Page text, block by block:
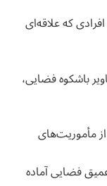
که علاقه‌ای
تصاویر باشکوه فضایی،
مأموریت‌های
فضایی آماده